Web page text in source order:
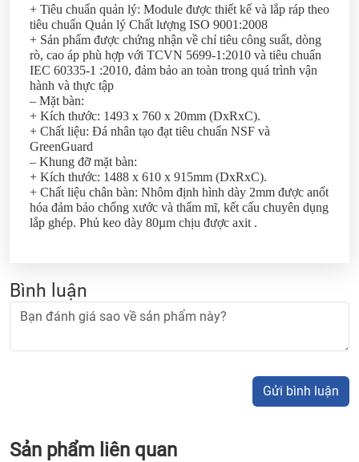
+ Tiêu chuẩn quản lý: Module được thiết kế và lắp ráp theo
tiêu chuẩn Quản lý Chất lượng ISO 9001:2008
+ Sản phẩm được chứng nhận về chỉ tiêu công suất, dòng
rò, cao áp phù hợp với TCVN 5699-1:2010 và tiêu chuẩn
IEC 60335-1 :2010, đảm bảo an toàn trong quá trình vận
hành và thực tập
– Mặt bàn:
+ Kích thước: 1493 x 760 x 20mm (DxRxC).
+ Chất liệu: Đá nhân tạo đạt tiêu chuẩn NSF và
GreenGuard
– Khung đỡ mặt bàn:
+ Kích thước: 1488 x 610 x 915mm (DxRxC).
+ Chất liệu chân bàn: Nhôm định hình dày 2mm được anốt
hóa đảm bảo chống xước và thẩm mĩ, kết cấu chuyên dụng
lắp ghép. Phủ keo dày 80µm chịu được axit .
Bình luận
Gửi bình luận
Sản phẩm liên quan